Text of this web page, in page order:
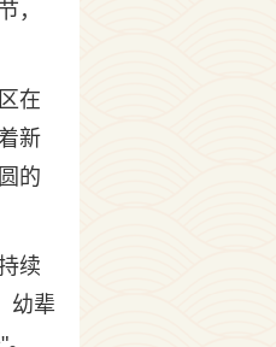
，
在
新
的
续
幼辈